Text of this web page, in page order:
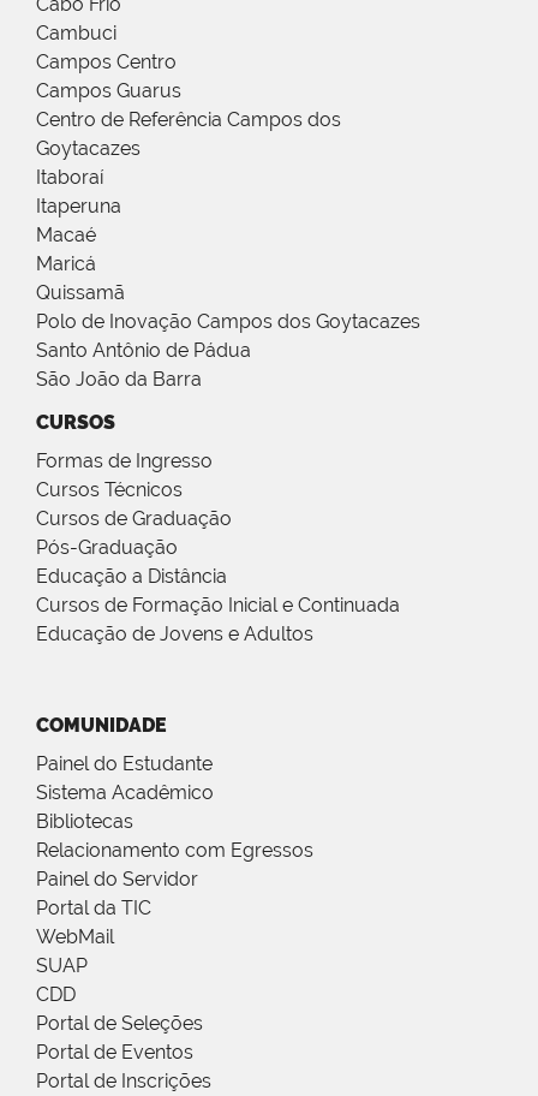
Cambuci
Campos Centro
Campos Guarus
Centro de Referência Campos dos
Goytacazes
Itaboraí
Itaperuna
Macaé
Maricá
Quissamã
Polo de Inovação Campos dos Goytacazes
Santo Antônio de Pádua
São João da Barra
CURSOS
Formas de Ingresso
Cursos Técnicos
Cursos de Graduação
Pós-Graduação
Educação a Distância
Cursos de Formação Inicial e Continuada
Educação de Jovens e Adultos
COMUNIDADE
Painel do Estudante
Sistema Acadêmico
Bibliotecas
Relacionamento com Egressos
Painel do Servidor
Portal da TIC
WebMail
SUAP
CDD
Portal de Seleções
Portal de Eventos
Portal de Inscrições